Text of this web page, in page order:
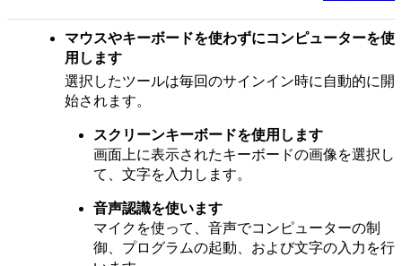
マウスやキーボードを使わずにコンピューターを使
用します
選択したツールは毎回のサインイン時に自動的に開
始されます。
スクリーンキーボードを使用します
画面上に表示されたキーボードの画像を選択し
て、文字を入力します。
音声認識を使います
マイクを使って、音声でコンピューターの制
御、プログラムの起動、および文字の入力を行